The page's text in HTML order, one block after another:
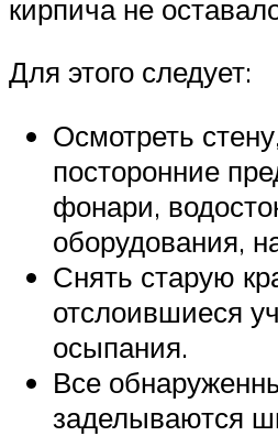
кирпича не
Для этого следует:
Осмотреть
посторонние
фонари,
оборудования,
Снять старую
отслоившиеся
осыпания.
Все
заделываются